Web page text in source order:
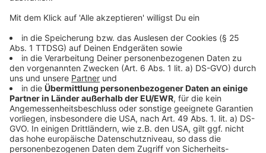
Anzeige
Wer auf absoluten Nervenkitzel steht, sollte sich
"Smile - Siehst du es auch?" anschauen. Dieser
Horrorthriller garantiert Gänsehaut. Kinokritiker haben
den Film durchweg positiv bewertet. Die Handlung
lässt sich ungefähr so beschreiben: Eine junge Frau